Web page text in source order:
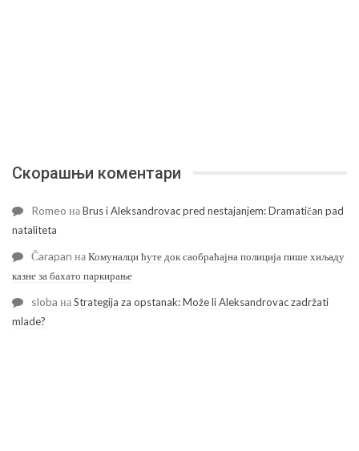
Скорашњи коментари
Romeo наBrus i Aleksandrovac pred nestajanjem: Dramatičan pad
nataliteta
Čarapan наКомуналци ћуте док саобраћајна полиција пише хиљаду
казне за бахато паркирање
sloba наStrategija za opstanak: Može li Aleksandrovac zadržati
mlade?